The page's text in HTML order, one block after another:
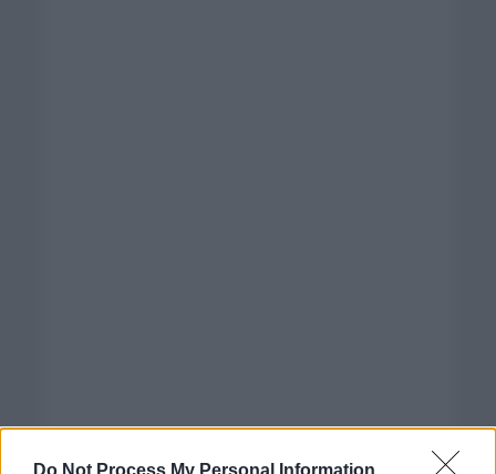
Do Not Process My Personal Information